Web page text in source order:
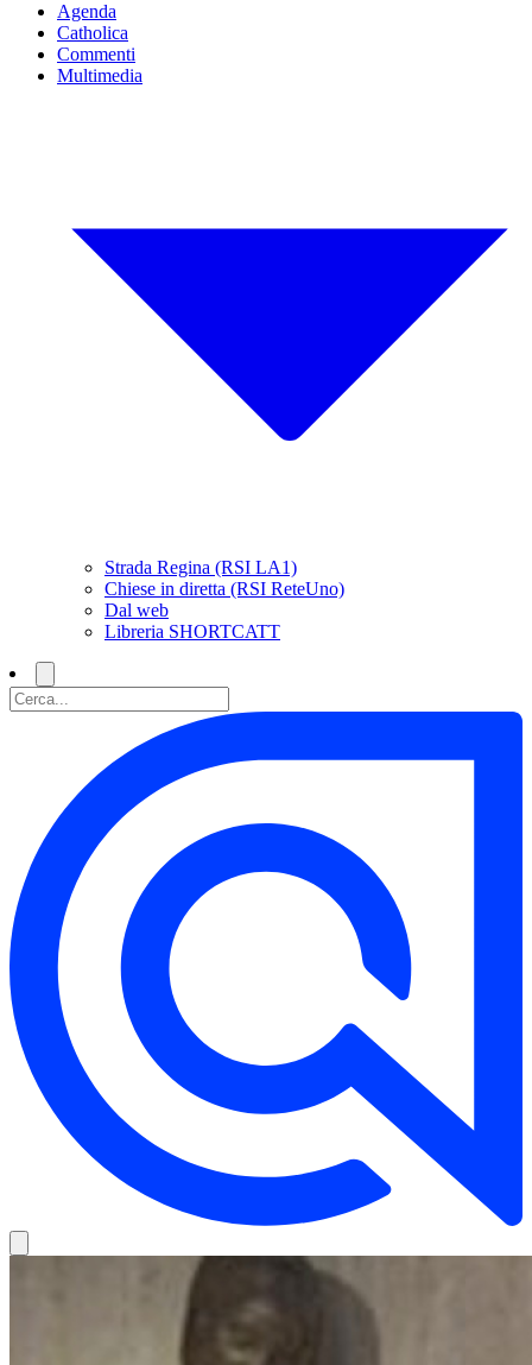
Agenda
Catholica
Commenti
Multimedia
Strada Regina (RSI LA1)
Chiese in diretta (RSI ReteUno)
Dal web
Libreria SHORTCATT